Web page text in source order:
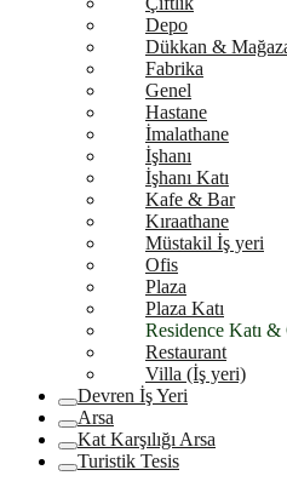
Depo
Dükkan &
Fabrika
Genel
Hastane
İmalathane
İşhanı
İşhanı Katı
Kafe & Bar
Kıraathane
Müstakil İş yeri
Ofis
Plaza
Plaza Katı
Residence Katı &
Restaurant
Villa (İş yeri)
Devren İş Yeri
Arsa
Kat Karşılığı Arsa
Turistik Tesis